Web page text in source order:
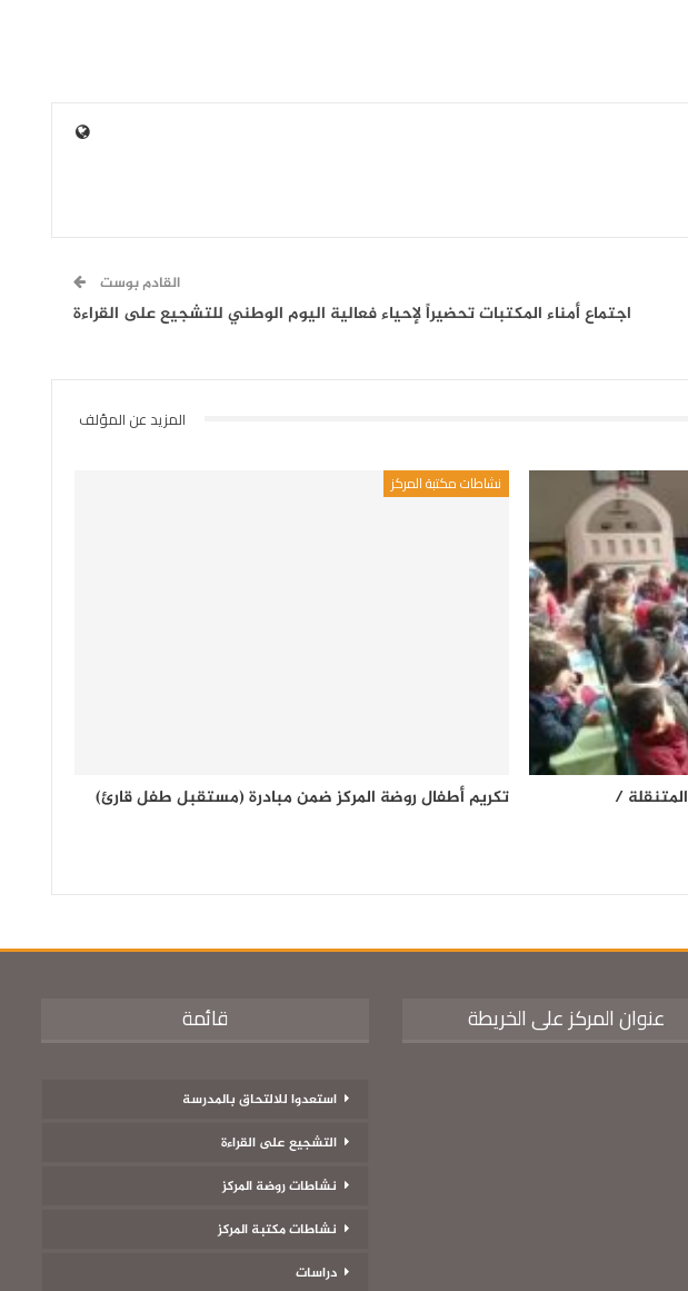
القادم بوست
اجتماع أمناء المكتبات تحضيراً لإحياء فعالية اليوم الوطني للتشجيع على القراءة
المزيد عن المؤلف
/
نشاطات مكتبة المركز
تكريم أطفال روضة المركز ضمن مبادرة (مستقبل طفل قارئ)
عنوان المركز على الخريطة قائمة
استعدوا للالتحاق بالمدرسة
التشجيع على القراءة
نشاطات روضة المركز
نشاطات مكتبة المركز
دراسات